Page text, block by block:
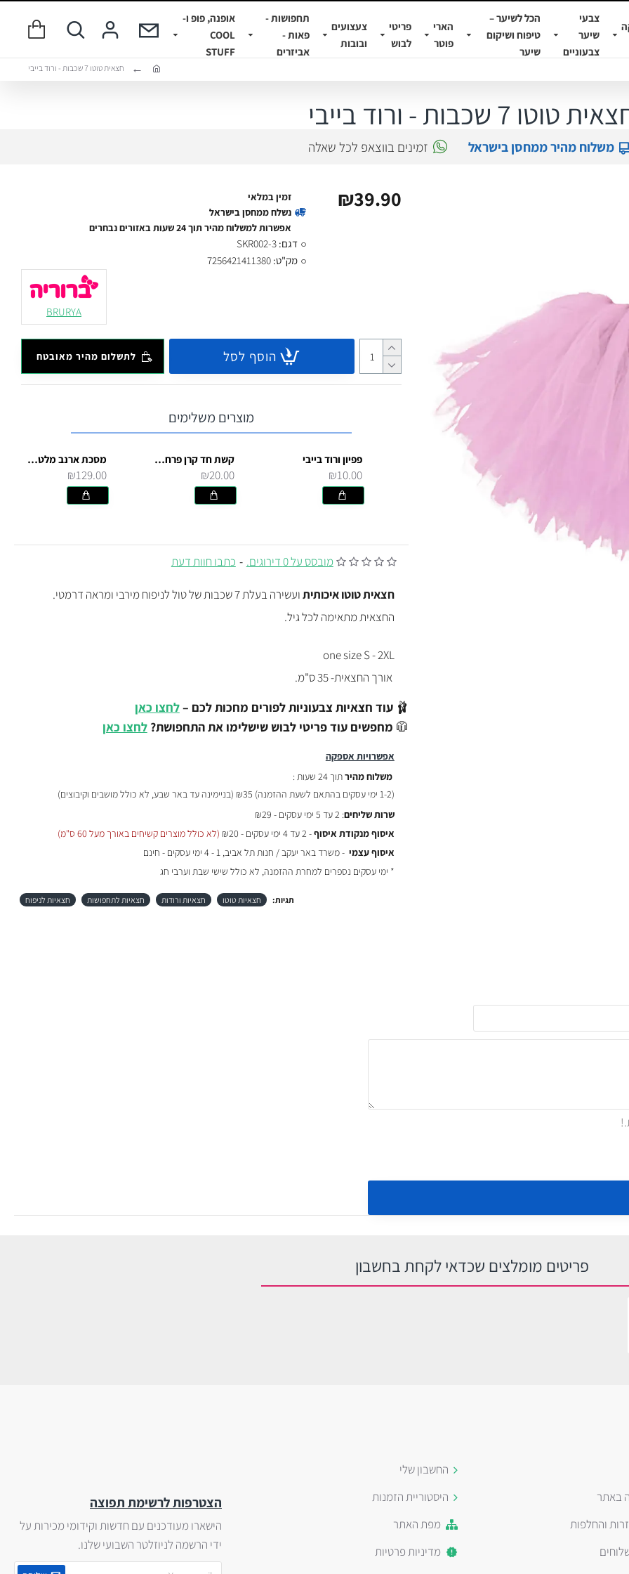
צבעי
שיער
צבעוניים
הכל לשיער –
טיפוח ושיקום
שיער
הארי
פוטר
פריטי
לבוש
צעצועים
ובובות
תחפושות -
פאות -
אביזרים
אופנה, פופ ו-
COOL
STUFF
חצאית טוטו 7 שכבות - ורוד בייבי
טוטו 7 שכבות - ורוד בייבי
משלוח מהיר ממחסן בישראל זמינים בווצאפ לכל שאלה
מובסס על 0 דירוגים. - כתבו חוות דעת
₪39.90
זמין במלאי
נשלח ממחסן בישראל
אפשרות למשלוח מהיר תוך 24 שעות באזורים נבחרים
דגם: SKR002-3
מק"ט: 7256421411380
BRURYA
הוסף לסל לתשלום מהיר מאובטח
מוצרים משלימים
פפיון ורוד בייבי
₪10.00
קשת חד קרן פרחונית לתחפושת קוספליי
₪20.00
מסכת ארנב מלטקס
₪129.00
אפשרויות אספקה
משלוח מהירתוך 24 שעות :
(1-2 ימי עסקים בהתאם לשעת ההזמנה)
₪35 (בניימינה עד באר שבע, לא כולל מושבים וקיבוצים)
שרות שליחים: 2 עד 5 ימי עסקים - ₪29
איסוף מנקודת איסוף- 2 עד 4 ימי עסקים - ₪20
(לא כולל מוצרים קשיחים באורך מעל 60 ס"מ)
איסוף עצמי - משרד באר יעקב / חנות תל אביב, 1 - 4 ימי עסקים - חינם
* ימי עסקים נספרים למחרת ההזמנה, לא כולל שישי שבת וערבי חג
🩰עוד חצאיות צבעוניות לפורים מחכות לכם –לחצו כאן
🧥 מחפשים עוד פריטי לבוש שישלימו את התחפושת?לחצו כאן
חצאית טוטו איכותיתועשירה בעלת 7 שכבות של טול לניפוח מירבי ומראה דרמטי.
החצאית מתאימה לכל גיל.
one size S - 2XL
אורך החצאית- 35 ס"מ.
תגיות: חצאיות טוטו חצאיות ורודות חצאיות לתחפושות חצאיות לניפוח
פריטים מומלצים שכדאי לקחת בחשבון
באתר
והחלפות
החשבון שלי
היסטוריית הזמנות
מפת האתר
מדיניות פרטיות
הצטרפות לרשימת תפוצה
הישארו מעודכנים עם חדשות וקידומי מכירות על
ידי הרשמה לניוזלטר השבועי שלנו.